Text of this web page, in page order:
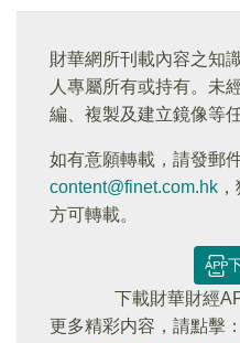
財華網所刊載內容之知
人專屬所有或持有。未
編、複製及建立鏡像等
如有意願轉載，請發郵
content@finet.com.hk
方可轉載。
下載財華財經
更多精彩内容，請點擊：